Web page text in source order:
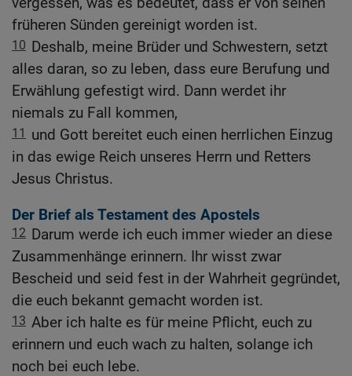
früheren Sünden gereinigt worden ist.
10 Deshalb, meine Brüder und Schwestern, setzt
alles daran, so zu leben, dass eure Berufung und
Erwählung gefestigt wird. Dann werdet ihr
niemals zu Fall kommen,
11
und Gott bereitet euch einen herrlichen Einzug
in das ewige Reich unseres Herrn und Retters
Jesus Christus.
Der Brief als Testament des Apostels
12 Darum werde ich euch immer wieder an diese
Zusammenhänge erinnern. Ihr wisst zwar
Bescheid und seid fest in der Wahrheit gegründet,
die euch bekannt gemacht worden ist.
13 Aber ich halte es für meine Pflicht, euch zu
erinnern und euch wach zu halten, solange ich
noch bei euch lebe.